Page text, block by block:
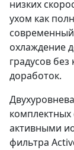
низких
ухом как
охлаждение
градусов
доработок.
комплектных
активными
фильтра